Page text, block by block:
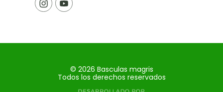
© 2026 Basculas magris
Todos los derechos reservados